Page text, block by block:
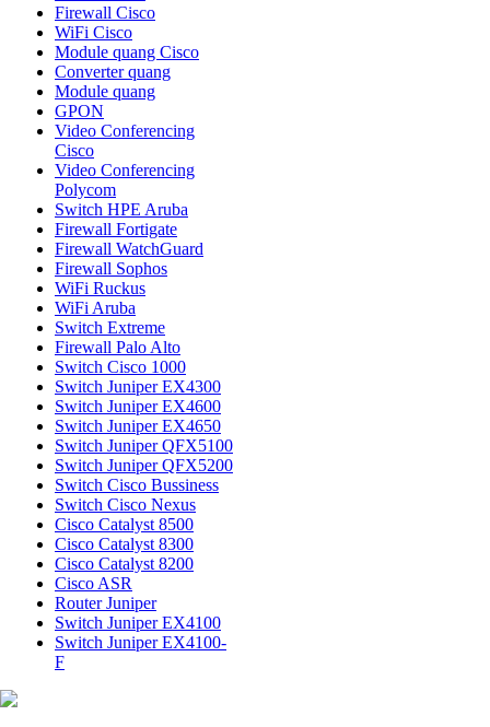
Firewall Cisco
WiFi Cisco
Module quang Cisco
Converter quang
Module quang
GPON
Video Conferencing
Cisco
Video Conferencing
Polycom
Switch HPE Aruba
Firewall Fortigate
Firewall WatchGuard
Firewall Sophos
WiFi Ruckus
WiFi Aruba
Switch Extreme
Firewall Palo Alto
Switch Cisco 1000
Switch Juniper EX4300
Switch Juniper EX4600
Switch Juniper EX4650
Switch Juniper QFX5100
Switch Juniper QFX5200
Switch Cisco Bussiness
Switch Cisco Nexus
Cisco Catalyst 8500
Cisco Catalyst 8300
Cisco Catalyst 8200
Cisco ASR
Router Juniper
Switch Juniper EX4100
Switch Juniper EX4100-
F